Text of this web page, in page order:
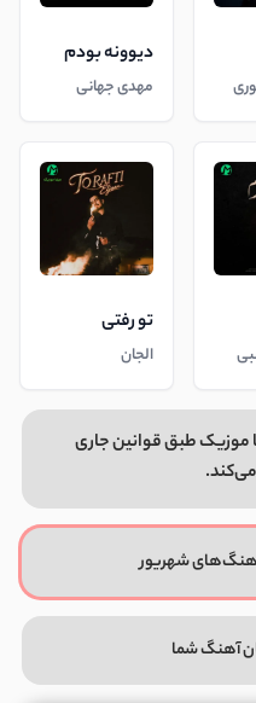
دیوونه بودم
مهدی جهانی
تو رفتی
الجان
موزیک طبق قوانین جاری
شهریور
آهنگ شما